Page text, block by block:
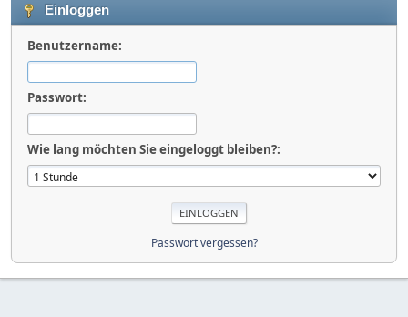
Einloggen
Benutzername:
Passwort:
Wie lang möchten Sie eingeloggt bleiben?:
Passwort vergessen?